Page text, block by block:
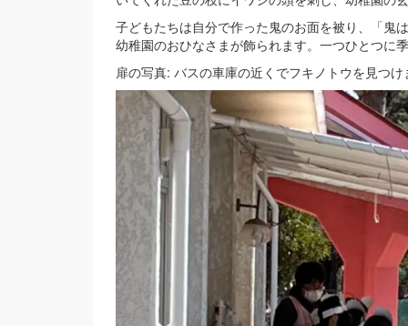
子どもたちは自分で作った鬼のお面を被り、「鬼
幼稚園のおひなさまが飾られます。一つひとつに
扉の写真: バスの車庫の近くでフキノトウを見つけ